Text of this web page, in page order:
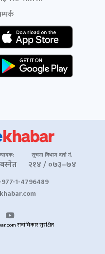
सूचना विभाग दर्ता नं.
२१४ / ०७३–७४
1-4796489
सर्वाधिकार सुरक्षित